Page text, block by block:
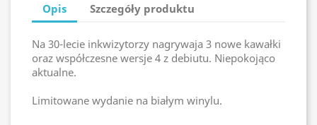
Opis Szczegóły produktu
Na 30-lecie inkwizytorzy nagrywaja 3 nowe kawałki
oraz współczesne wersje 4 z debiutu. Niepokojąco
aktualne.
Limitowane wydanie na białym winylu.